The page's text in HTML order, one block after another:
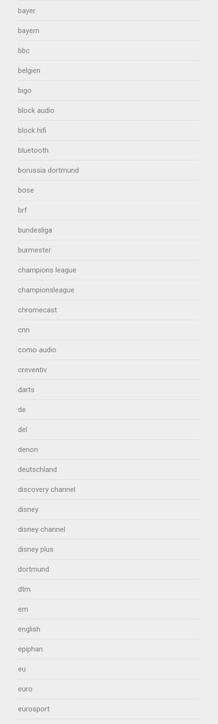
bayer
bayern
bbc
belgien
bigo
block audio
block hifi
bluetooth
borussia dortmund
bose
brf
bundesliga
burmester
champions league
championsleague
chromecast
cnn
como audio
creventiv
darts
de
del
denon
deutschland
discovery channel
disney
disney channel
disney plus
dortmund
dtm
em
english
epiphan
eu
euro
eurosport